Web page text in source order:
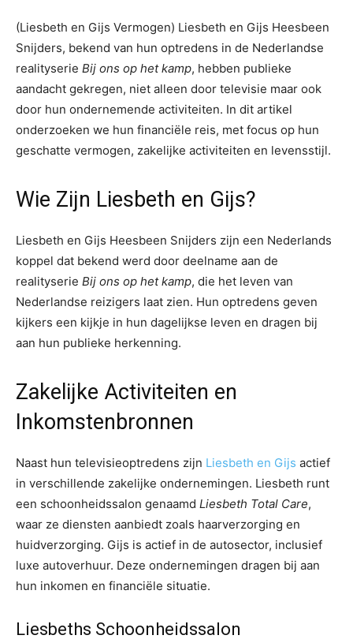
(Liesbeth en Gijs Vermogen) Liesbeth en Gijs Heesbeen
Snijders, bekend van hun optredens in de Nederlandse
realityserie Bij ons op het kamp, hebben publieke
aandacht gekregen, niet alleen door televisie maar ook
door hun ondernemende activiteiten. In dit artikel
onderzoeken we hun financiële reis, met focus op hun
geschatte vermogen, zakelijke activiteiten en levensstijl.
Wie Zijn Liesbeth en Gijs?
Liesbeth en Gijs Heesbeen Snijders zijn een Nederlands
koppel dat bekend werd door deelname aan de
realityserie Bij ons op het kamp, die het leven van
Nederlandse reizigers laat zien. Hun optredens geven
kijkers een kijkje in hun dagelijkse leven en dragen bij
aan hun publieke herkenning.
Zakelijke Activiteiten en
Inkomstenbronnen
Naast hun televisieoptredens zijn Liesbeth en Gijs actief
in verschillende zakelijke ondernemingen. Liesbeth runt
een schoonheidssalon genaamd Liesbeth Total Care,
waar ze diensten aanbiedt zoals haarverzorging en
huidverzorging. Gijs is actief in de autosector, inclusief
luxe autoverhuur. Deze ondernemingen dragen bij aan
hun inkomen en financiële situatie.
Liesbeths Schoonheidssalon